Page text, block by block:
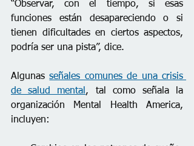
“Observar, con el tiempo, si esas
funciones están desapareciendo o si
tienen dificultades en ciertos aspectos,
podría ser una pista”, dice.
Algunas señales comunes de una crisis
de salud mental , tal como señala la
organización Mental Health America,
incluyen: